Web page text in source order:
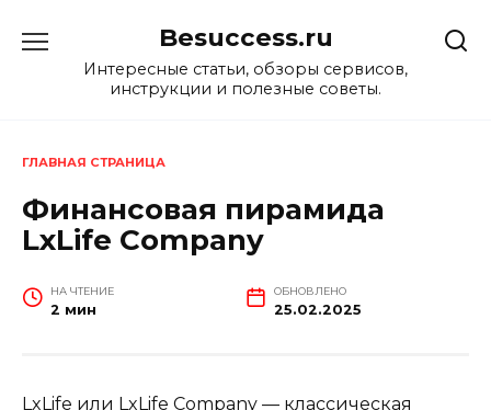
содержанию
Besuccess.ru
Интересные статьи, обзоры сервисов,
инструкции и полезные советы.
ГЛАВНАЯ СТРАНИЦА
Финансовая пирамида
LxLife Company
НА ЧТЕНИЕ
2 мин
ОБНОВЛЕНО
25.02.2025
LxLife или LxLife Company — классическая